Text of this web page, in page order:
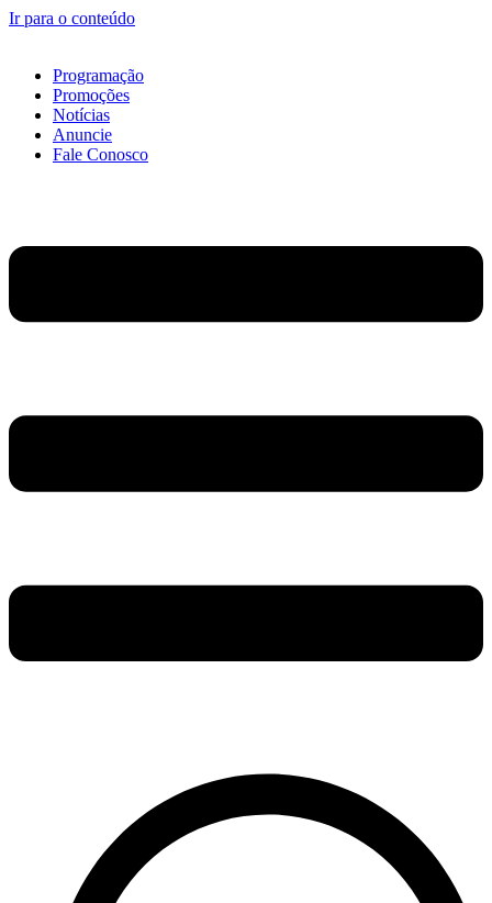
Ir para o conteúdo
Programação
Promoções
Notícias
Anuncie
Fale Conosco